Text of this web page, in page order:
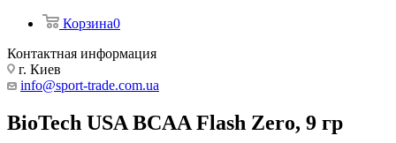
Корзина0
Контактная информация
г. Киев
info@sport-trade.com.ua
BioTech USA BCAA Flash Zero, 9 гр